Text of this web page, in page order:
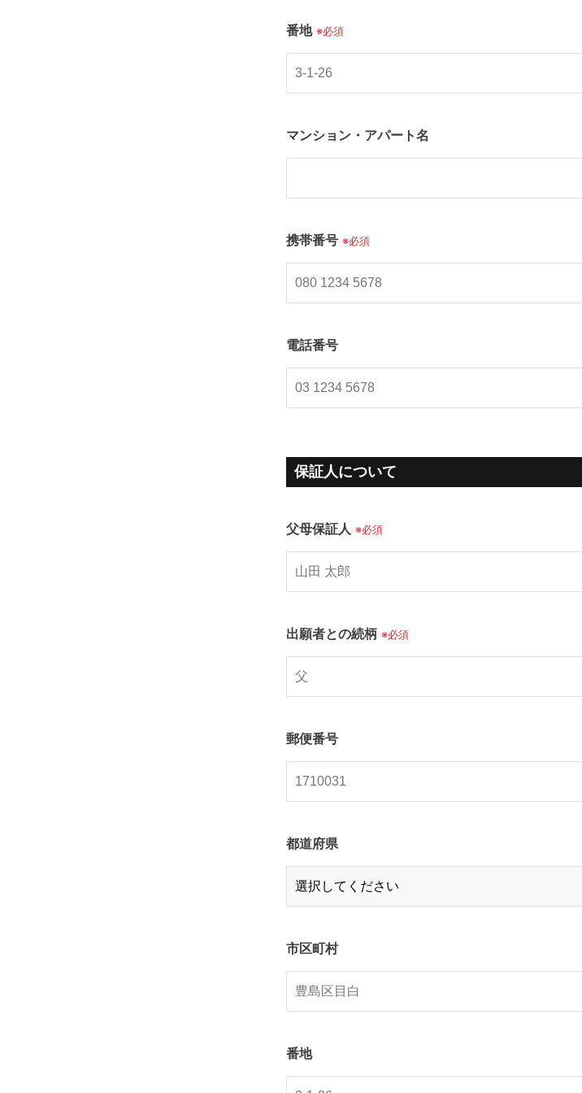
番地 ※必須
マンション・アパート名
携帯番号 ※必須
電話番号
保証人について
父母保証人 ※必須
出願者との続柄 ※必須
郵便番号
都道府県
市区町村
番地